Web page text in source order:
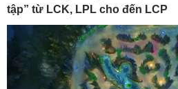
tập” từ LCK, LPL cho đến LCP